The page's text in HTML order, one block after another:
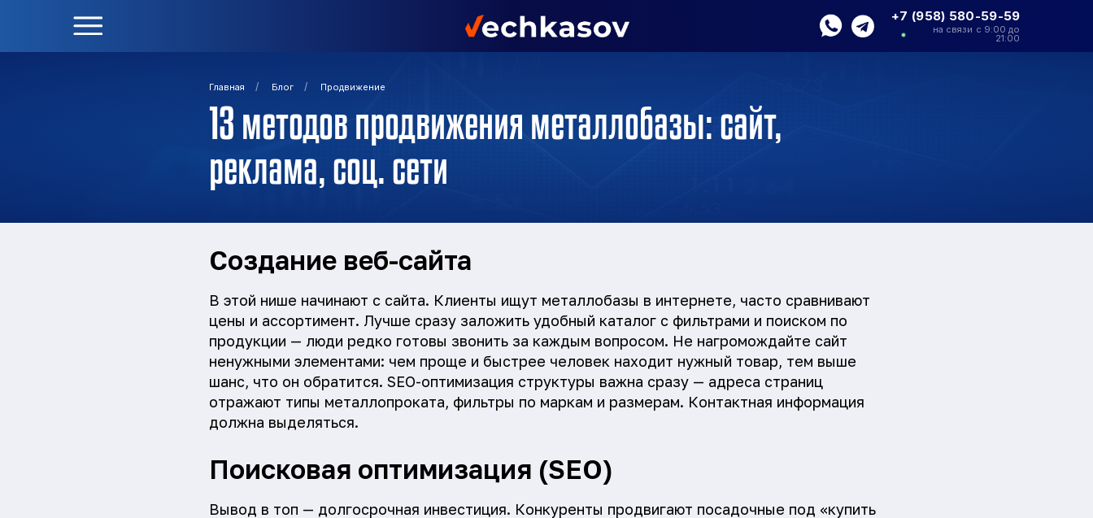
+7 (958) 580-59-59
на связи с 9:00 до
21:00
Главная / Блог / Продвижение
13 методов продвижения металлобазы: сайт,
реклама, соц. сети
Создание веб-сайта
В этой нише начинают с сайта. Клиенты ищут металлобазы в интернете, часто сравнивают
цены и ассортимент. Лучше сразу заложить удобный каталог с фильтрами и поиском по
продукции — люди редко готовы звонить за каждым вопросом. Не нагромождайте сайт
ненужными элементами: чем проще и быстрее человек находит нужный товар, тем выше
шанс, что он обратится. SEO-оптимизация структуры важна сразу — адреса страниц
отражают типы металлопроката, фильтры по маркам и размерам. Контактная информация
должна выделяться.
Поисковая оптимизация (SEO)
Вывод в топ — долгосрочная инвестиция. Конкуренты продвигают посадочные под «купить